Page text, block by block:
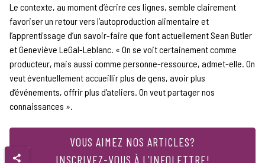
Le contexte, au moment d’écrire ces lignes, semble clairement
favoriser un retour vers l’autoproduction alimentaire et
l’apprentissage d’un savoir-faire que font actuellement Sean Butler
et Geneviève LeGal-Leblanc. « On se voit certainement comme
producteur, mais aussi comme personne-ressource, admet-elle. On
veut éventuellement accueillir plus de gens, avoir plus
d’événements, offrir plus d’ateliers. On veut partager nos
connaissances ».
VOUS AIMEZ NOS ARTICLES?
INSCRIVEZ-VOUS À L’INFOLETTRE!